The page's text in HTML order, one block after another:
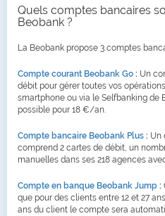
Quels comptes bancaires
Beobank ?
La Beobank propose 3 comptes
Compte courant Beobank Go : Un
débit pour gérer toutes vos
smartphone ou via le Selfbanking de
possible pour 18 €/an.
Compte bancaire Beobank Plus : Un
comprend 2 cartes de débit, un
manuelles dans ses 218 agences
Compte en banque Beobank Jump :
que pour des clients entre 12 et 27
ans du client le compte sera